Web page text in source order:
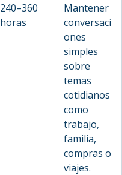
240–360
horas
Mantener
conversaci
ones
simples
sobre
temas
cotidianos
como
trabajo,
familia,
compras o
viajes.